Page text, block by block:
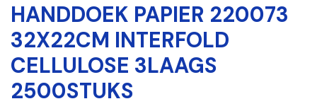
HANDDOEK PAPIER 220073
32X22CM INTERFOLD
CELLULOSE 3LAAGS
2500STUKS